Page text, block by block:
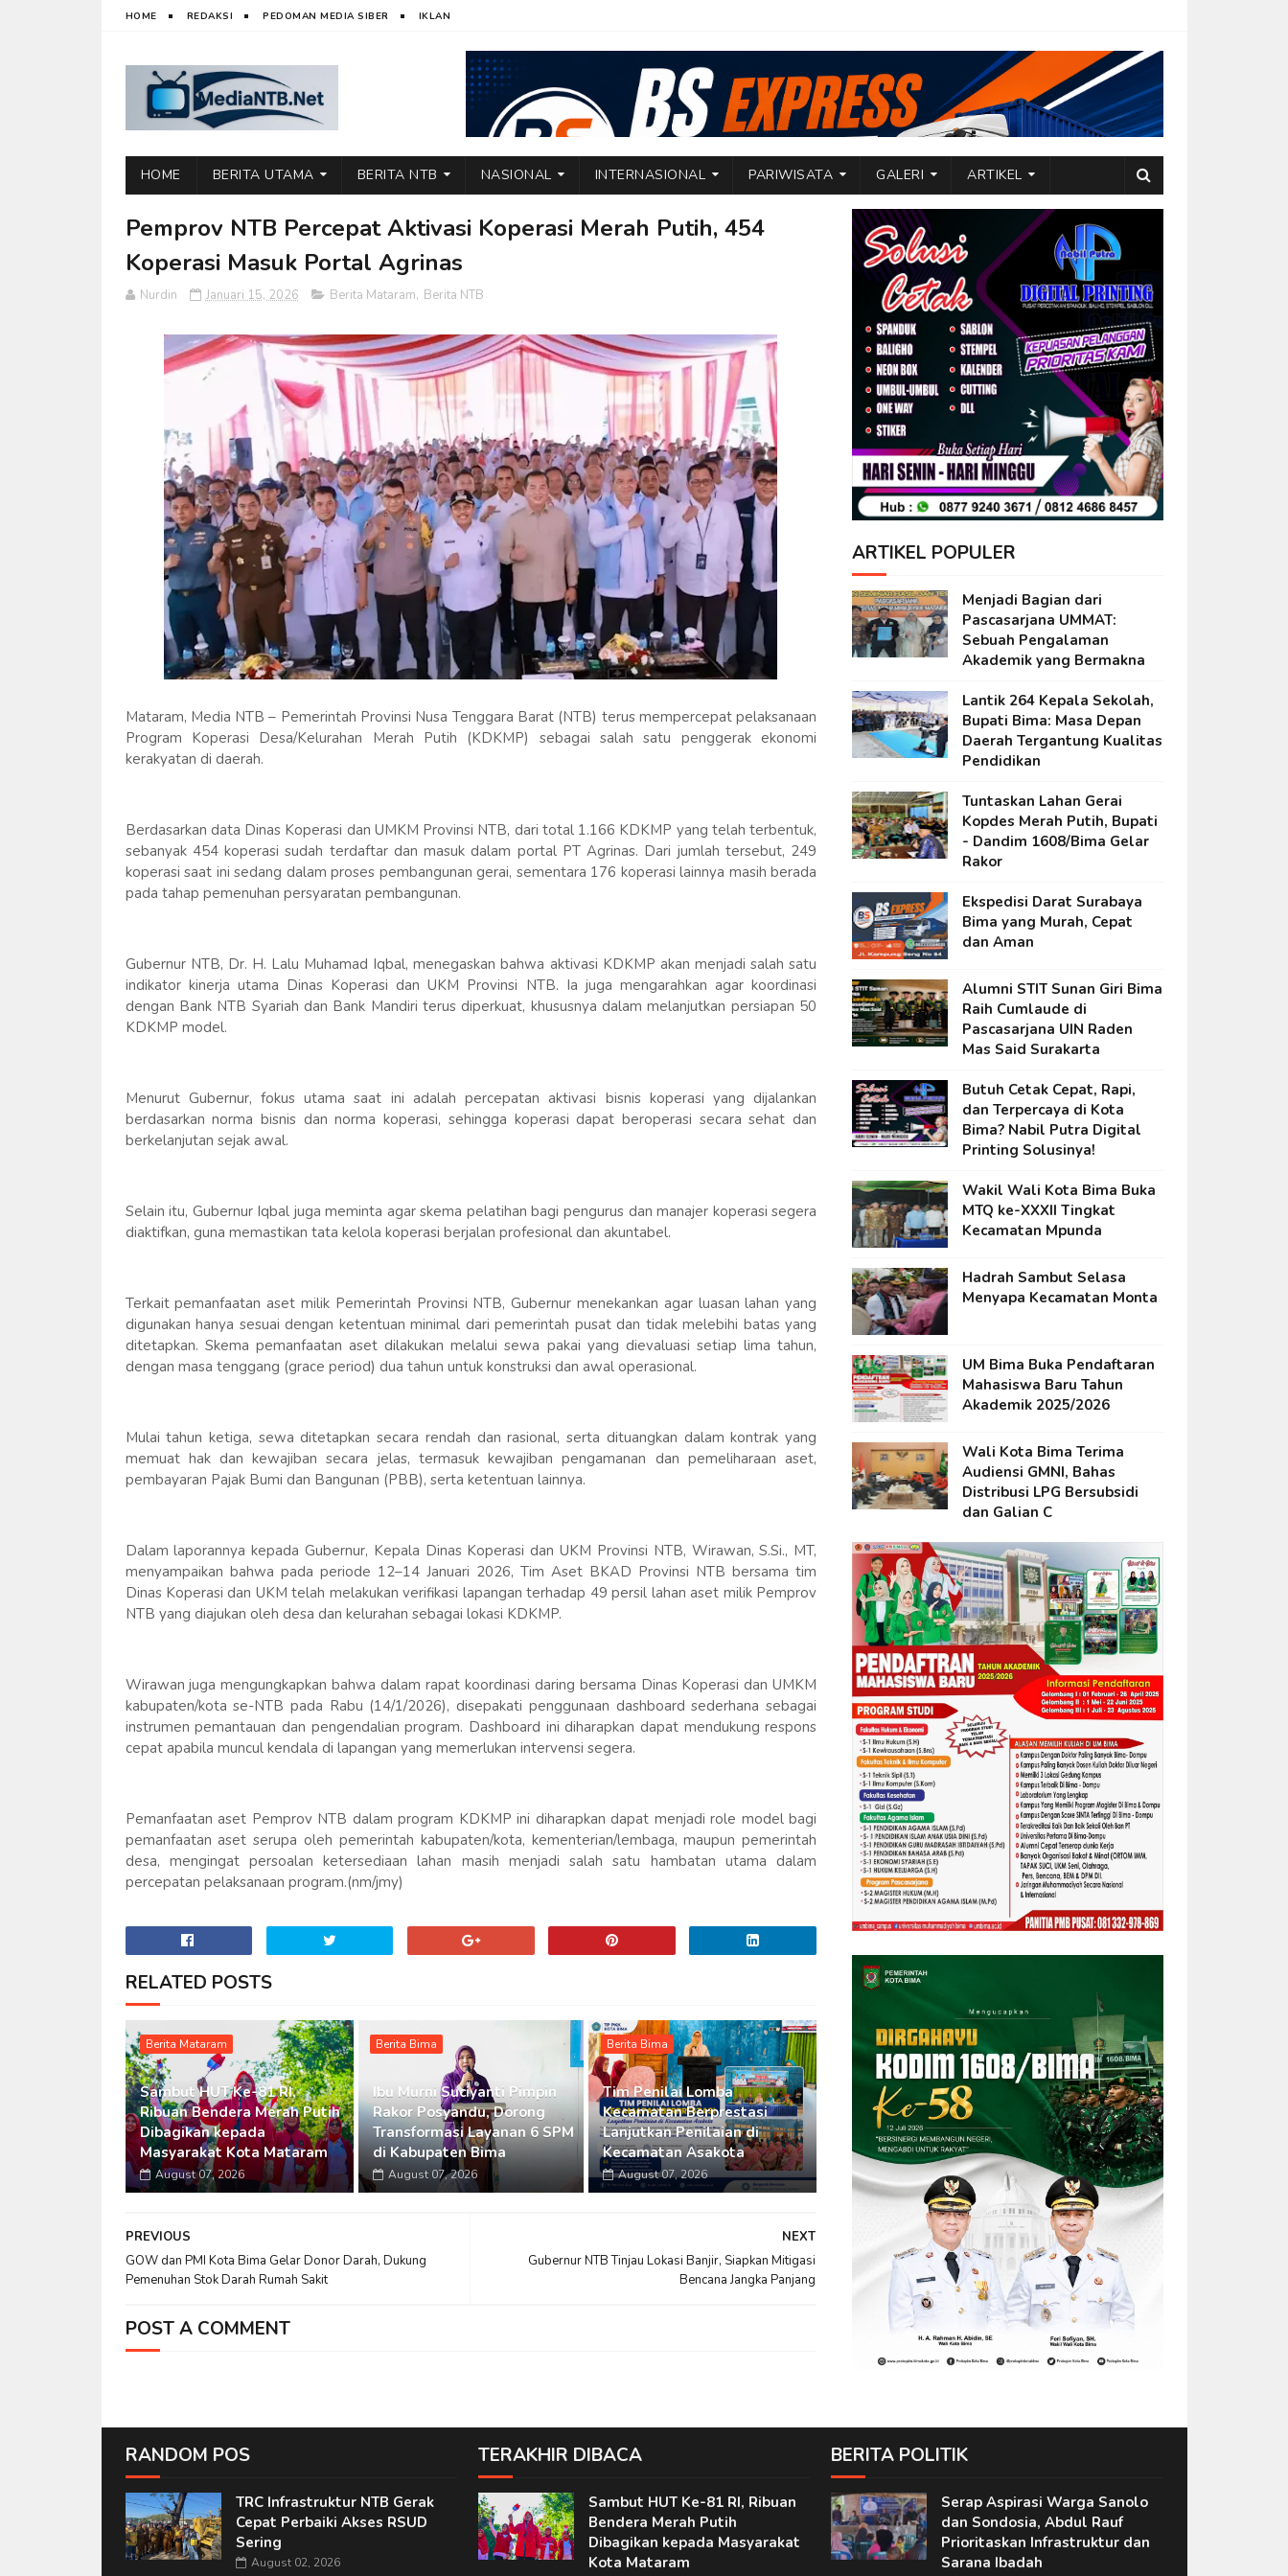
HOME REDAKSI PEDOMAN MEDIA SIBER IKLAN
HOME BERITA UTAMA BERITA NTB NASIONAL INTERNASIONAL PARIWISATA GALERI ARTIKEL
Pemprov NTB Percepat Aktivasi Koperasi Merah Putih, 454
Koperasi Masuk Portal Agrinas
Nurdin Januari 15, 2026 Berita Mataram, Berita NTB
Mataram, Media NTB – Pemerintah Provinsi Nusa Tenggara Barat (NTB) terus mempercepat pelaksanaan
Program Koperasi Desa/Kelurahan Merah Putih (KDKMP) sebagai salah satu penggerak ekonomi
kerakyatan di daerah.
Berdasarkan data Dinas Koperasi dan UMKM Provinsi NTB, dari total 1.166 KDKMP yang telah terbentuk,
sebanyak 454 koperasi sudah terdaftar dan masuk dalam portal PT Agrinas. Dari jumlah tersebut, 249
koperasi saat ini sedang dalam proses pembangunan gerai, sementara 176 koperasi lainnya masih berada
pada tahap pemenuhan persyaratan pembangunan.
Gubernur NTB, Dr. H. Lalu Muhamad Iqbal, menegaskan bahwa aktivasi KDKMP akan menjadi salah satu
indikator kinerja utama Dinas Koperasi dan UKM Provinsi NTB. Ia juga mengarahkan agar koordinasi
dengan Bank NTB Syariah dan Bank Mandiri terus diperkuat, khususnya dalam melanjutkan persiapan 50
KDKMP model.
Menurut Gubernur, fokus utama saat ini adalah percepatan aktivasi bisnis koperasi yang dijalankan
berdasarkan norma bisnis dan norma koperasi, sehingga koperasi dapat beroperasi secara sehat dan
berkelanjutan sejak awal.
Selain itu, Gubernur Iqbal juga meminta agar skema pelatihan bagi pengurus dan manajer koperasi segera
diaktifkan, guna memastikan tata kelola koperasi berjalan profesional dan akuntabel.
Terkait pemanfaatan aset milik Pemerintah Provinsi NTB, Gubernur menekankan agar luasan lahan yang
digunakan hanya sesuai dengan ketentuan minimal dari pemerintah pusat dan tidak melebihi batas yang
ditetapkan. Skema pemanfaatan aset dilakukan melalui sewa pakai yang dievaluasi setiap lima tahun,
dengan masa tenggang (grace period) dua tahun untuk konstruksi dan awal operasional.
Mulai tahun ketiga, sewa ditetapkan secara rendah dan rasional, serta dituangkan dalam kontrak yang
memuat hak dan kewajiban secara jelas, termasuk kewajiban pengamanan dan pemeliharaan aset,
pembayaran Pajak Bumi dan Bangunan (PBB), serta ketentuan lainnya.
Dalam laporannya kepada Gubernur, Kepala Dinas Koperasi dan UKM Provinsi NTB, Wirawan, S.Si., MT,
menyampaikan bahwa pada periode 12–14 Januari 2026, Tim Aset BKAD Provinsi NTB bersama tim
Dinas Koperasi dan UKM telah melakukan verifikasi lapangan terhadap 49 persil lahan aset milik Pemprov
NTB yang diajukan oleh desa dan kelurahan sebagai lokasi KDKMP.
Wirawan juga mengungkapkan bahwa dalam rapat koordinasi daring bersama Dinas Koperasi dan UMKM
kabupaten/kota se-NTB pada Rabu (14/1/2026), disepakati penggunaan dashboard sederhana sebagai
instrumen pemantauan dan pengendalian program. Dashboard ini diharapkan dapat mendukung respons
cepat apabila muncul kendala di lapangan yang memerlukan intervensi segera.
Pemanfaatan aset Pemprov NTB dalam program KDKMP ini diharapkan dapat menjadi role model bagi
pemanfaatan aset serupa oleh pemerintah kabupaten/kota, kementerian/lembaga, maupun pemerintah
desa, mengingat persoalan ketersediaan lahan masih menjadi salah satu hambatan utama dalam
percepatan pelaksanaan program.(nm/jmy)
RELATED POSTS
Berita Mataram
Sambut HUT Ke-81 RI,
Ribuan Bendera Merah Putih
Dibagikan kepada
Masyarakat Kota Mataram
August 07, 2026
Berita Bima
Ibu Murni Suciyanti Pimpin
Rakor Posyandu, Dorong
Transformasi Layanan 6 SPM
di Kabupaten Bima
August 07, 2026
Berita Bima
Tim Penilai Lomba
Kecamatan Berprestasi
Lanjutkan Penilaian di
Kecamatan Asakota
August 07, 2026
NEXT
Gubernur NTB Tinjau Lokasi Banjir, Siapkan Mitigasi
Bencana Jangka Panjang
PREVIOUS
GOW dan PMI Kota Bima Gelar Donor Darah, Dukung
Pemenuhan Stok Darah Rumah Sakit
POST A COMMENT
ARTIKEL POPULER
Menjadi Bagian dari
Pascasarjana UMMAT:
Sebuah Pengalaman
Akademik yang Bermakna
Lantik 264 Kepala Sekolah,
Bupati Bima: Masa Depan
Daerah Tergantung Kualitas
Pendidikan
Tuntaskan Lahan Gerai
Kopdes Merah Putih, Bupati
- Dandim 1608/Bima Gelar
Rakor
Ekspedisi Darat Surabaya
Bima yang Murah, Cepat
dan Aman
Alumni STIT Sunan Giri Bima
Raih Cumlaude di
Pascasarjana UIN Raden
Mas Said Surakarta
Butuh Cetak Cepat, Rapi,
dan Terpercaya di Kota
Bima? Nabil Putra Digital
Printing Solusinya!
Wakil Wali Kota Bima Buka
MTQ ke-XXXII Tingkat
Kecamatan Mpunda
Hadrah Sambut Selasa
Menyapa Kecamatan Monta
UM Bima Buka Pendaftaran
Mahasiswa Baru Tahun
Akademik 2025/2026
Wali Kota Bima Terima
Audiensi GMNI, Bahas
Distribusi LPG Bersubsidi
dan Galian C
RANDOM POS
TRC Infrastruktur NTB Gerak
Cepat Perbaiki Akses RSUD
Sering
August 02, 2026
TERAKHIR DIBACA
Sambut HUT Ke-81 RI, Ribuan
Bendera Merah Putih
Dibagikan kepada Masyarakat
Kota Mataram
BERITA POLITIK
Serap Aspirasi Warga Sanolo
dan Sondosia, Abdul Rauf
Prioritaskan Infrastruktur dan
Sarana Ibadah